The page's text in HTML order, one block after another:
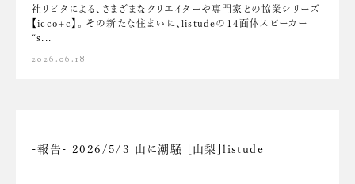
社リビタによる、さまざまなクリエイターや専門家との協業シリーズ
【icco+c】。 その新たな住まいに、listudeの14面体スピーカー
“s...
2026.06.18
-報告- 2026/5/3 山に潮騒 [山梨]listude